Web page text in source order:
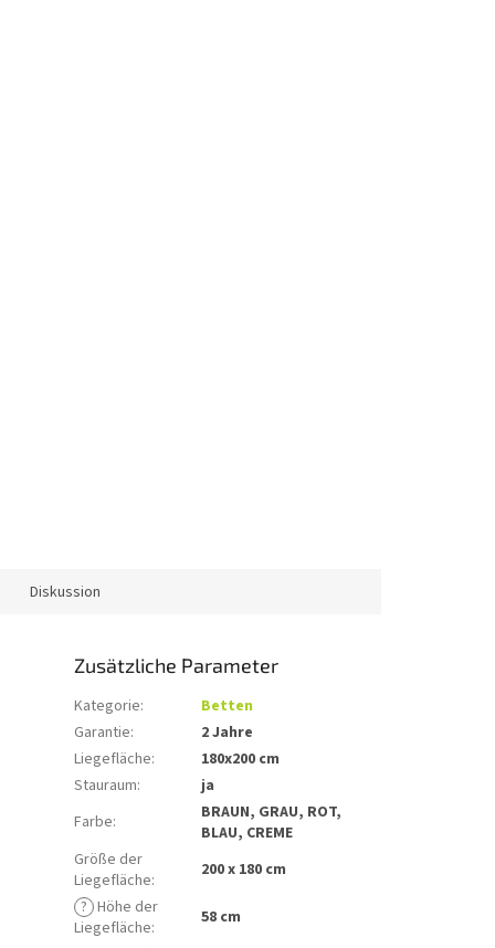
Diskussion
Zusätzliche Parameter
Kategorie:
Betten
Garantie:
2 Jahre
Liegefläche:
180x200 cm
Stauraum:
ja
Farbe:
BRAUN, GRAU, ROT,
BLAU, CREME
Größe der
Liegefläche:
200 x 180 cm
? Höhe der
Liegefläche:
58 cm